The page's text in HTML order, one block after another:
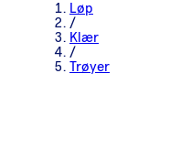
Løp
/
Klær
/
Trøyer